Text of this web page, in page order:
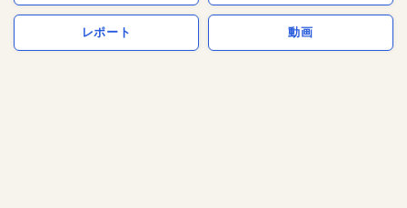
レポート 動画